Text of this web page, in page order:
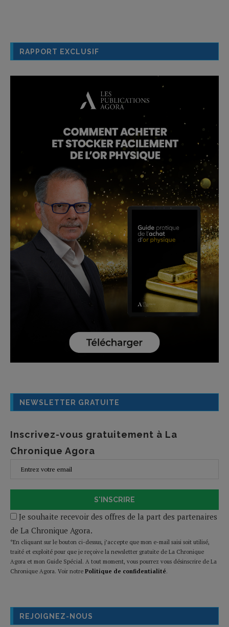
RAPPORT EXCLUSIF
NEWSLETTER GRATUITE
Inscrivez-vous gratuitement à La
Chronique Agora
S'INSCRIRE
Je souhaite recevoir des offres de la part des partenaires
de La Chronique Agora.
*En cliquant sur le bouton ci-dessus, j’accepte que mon e-mail saisi soit utilisé,
traité et exploité pour que je reçoive la newsletter gratuite de La Chronique
Agora et mon Guide Spécial. A tout moment, vous pourrez vous désinscrire de La
Chronique Agora. Voir notre Politique de confidentialité.
REJOIGNEZ-NOUS